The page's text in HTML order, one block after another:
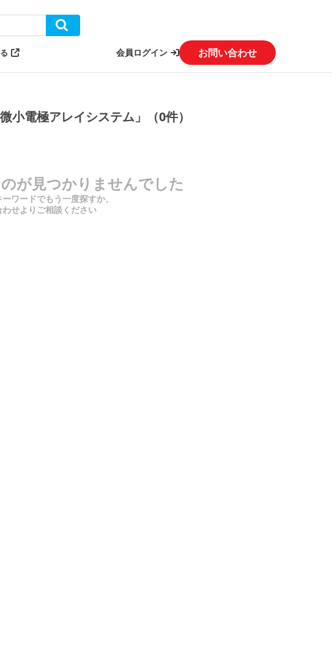
会員ログイン お問い合わせ
小電極アレイシステム」（0件）
が見つかりませんでした
ワードでもう一度探すか、
わせよりご相談ください